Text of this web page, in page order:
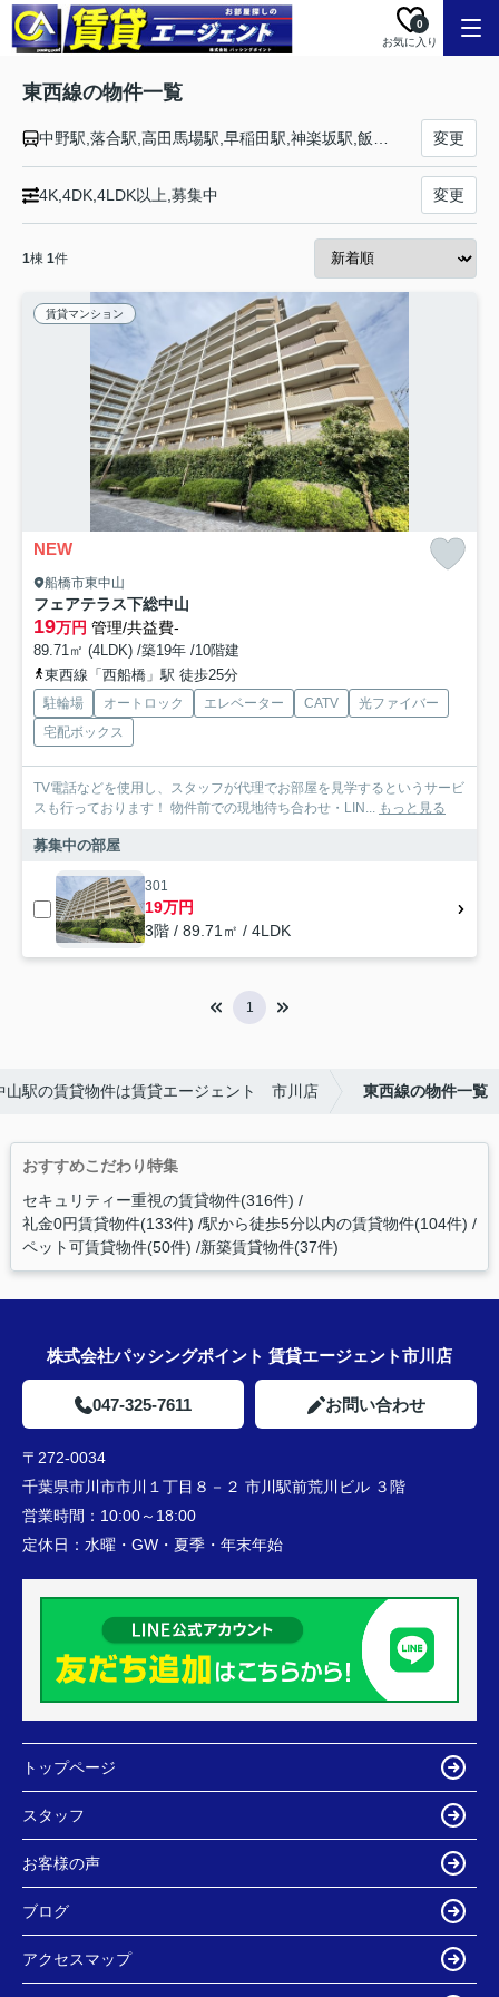
お気に入り
0
東西線の物件一覧
変更
4K,4DK,4LDK以上,募集中 変更
1棟 1件
賃貸マンション
NEW
船橋市東中山
フェアテラス下総中山
19万円 管理/共益費-
89.71㎡ (4LDK) /築19年 /10階建
東西線「西船橋」駅 徒歩25分
駐輪場 オートロック エレベーター CATV
光ファイバー
宅配ボックス
TV電話などを使用し、スタッフが代理でお部屋を見学するというサービ
スも行っております！ 物件前での現地待ち合わせ・LIN... もっと見る
募集中の部屋
301
19万円
3階 / 89.71㎡ / 4LDK
1
山駅の賃貸物件は賃貸エージェント 市川店 東西線の物件一覧
おすすめこだわり特集
セキュリティー重視の賃貸物件(316件)
礼金0円賃貸物件(133件) 駅から徒歩5分以内の賃貸物件(104件)
ペット可賃貸物件(50件) 新築賃貸物件(37件)
株式会社パッシングポイント 賃貸エージェント市川店
047-325-7611 お問い合わせ
〒272-0034
千葉県市川市市川１丁目８－２ 市川駅前荒川ビル ３階
営業時間： 10:00～18:00
定休日： 水曜・GW・夏季・年末年始
トップページ
スタッフ
お客様の声
ブログ
アクセスマップ